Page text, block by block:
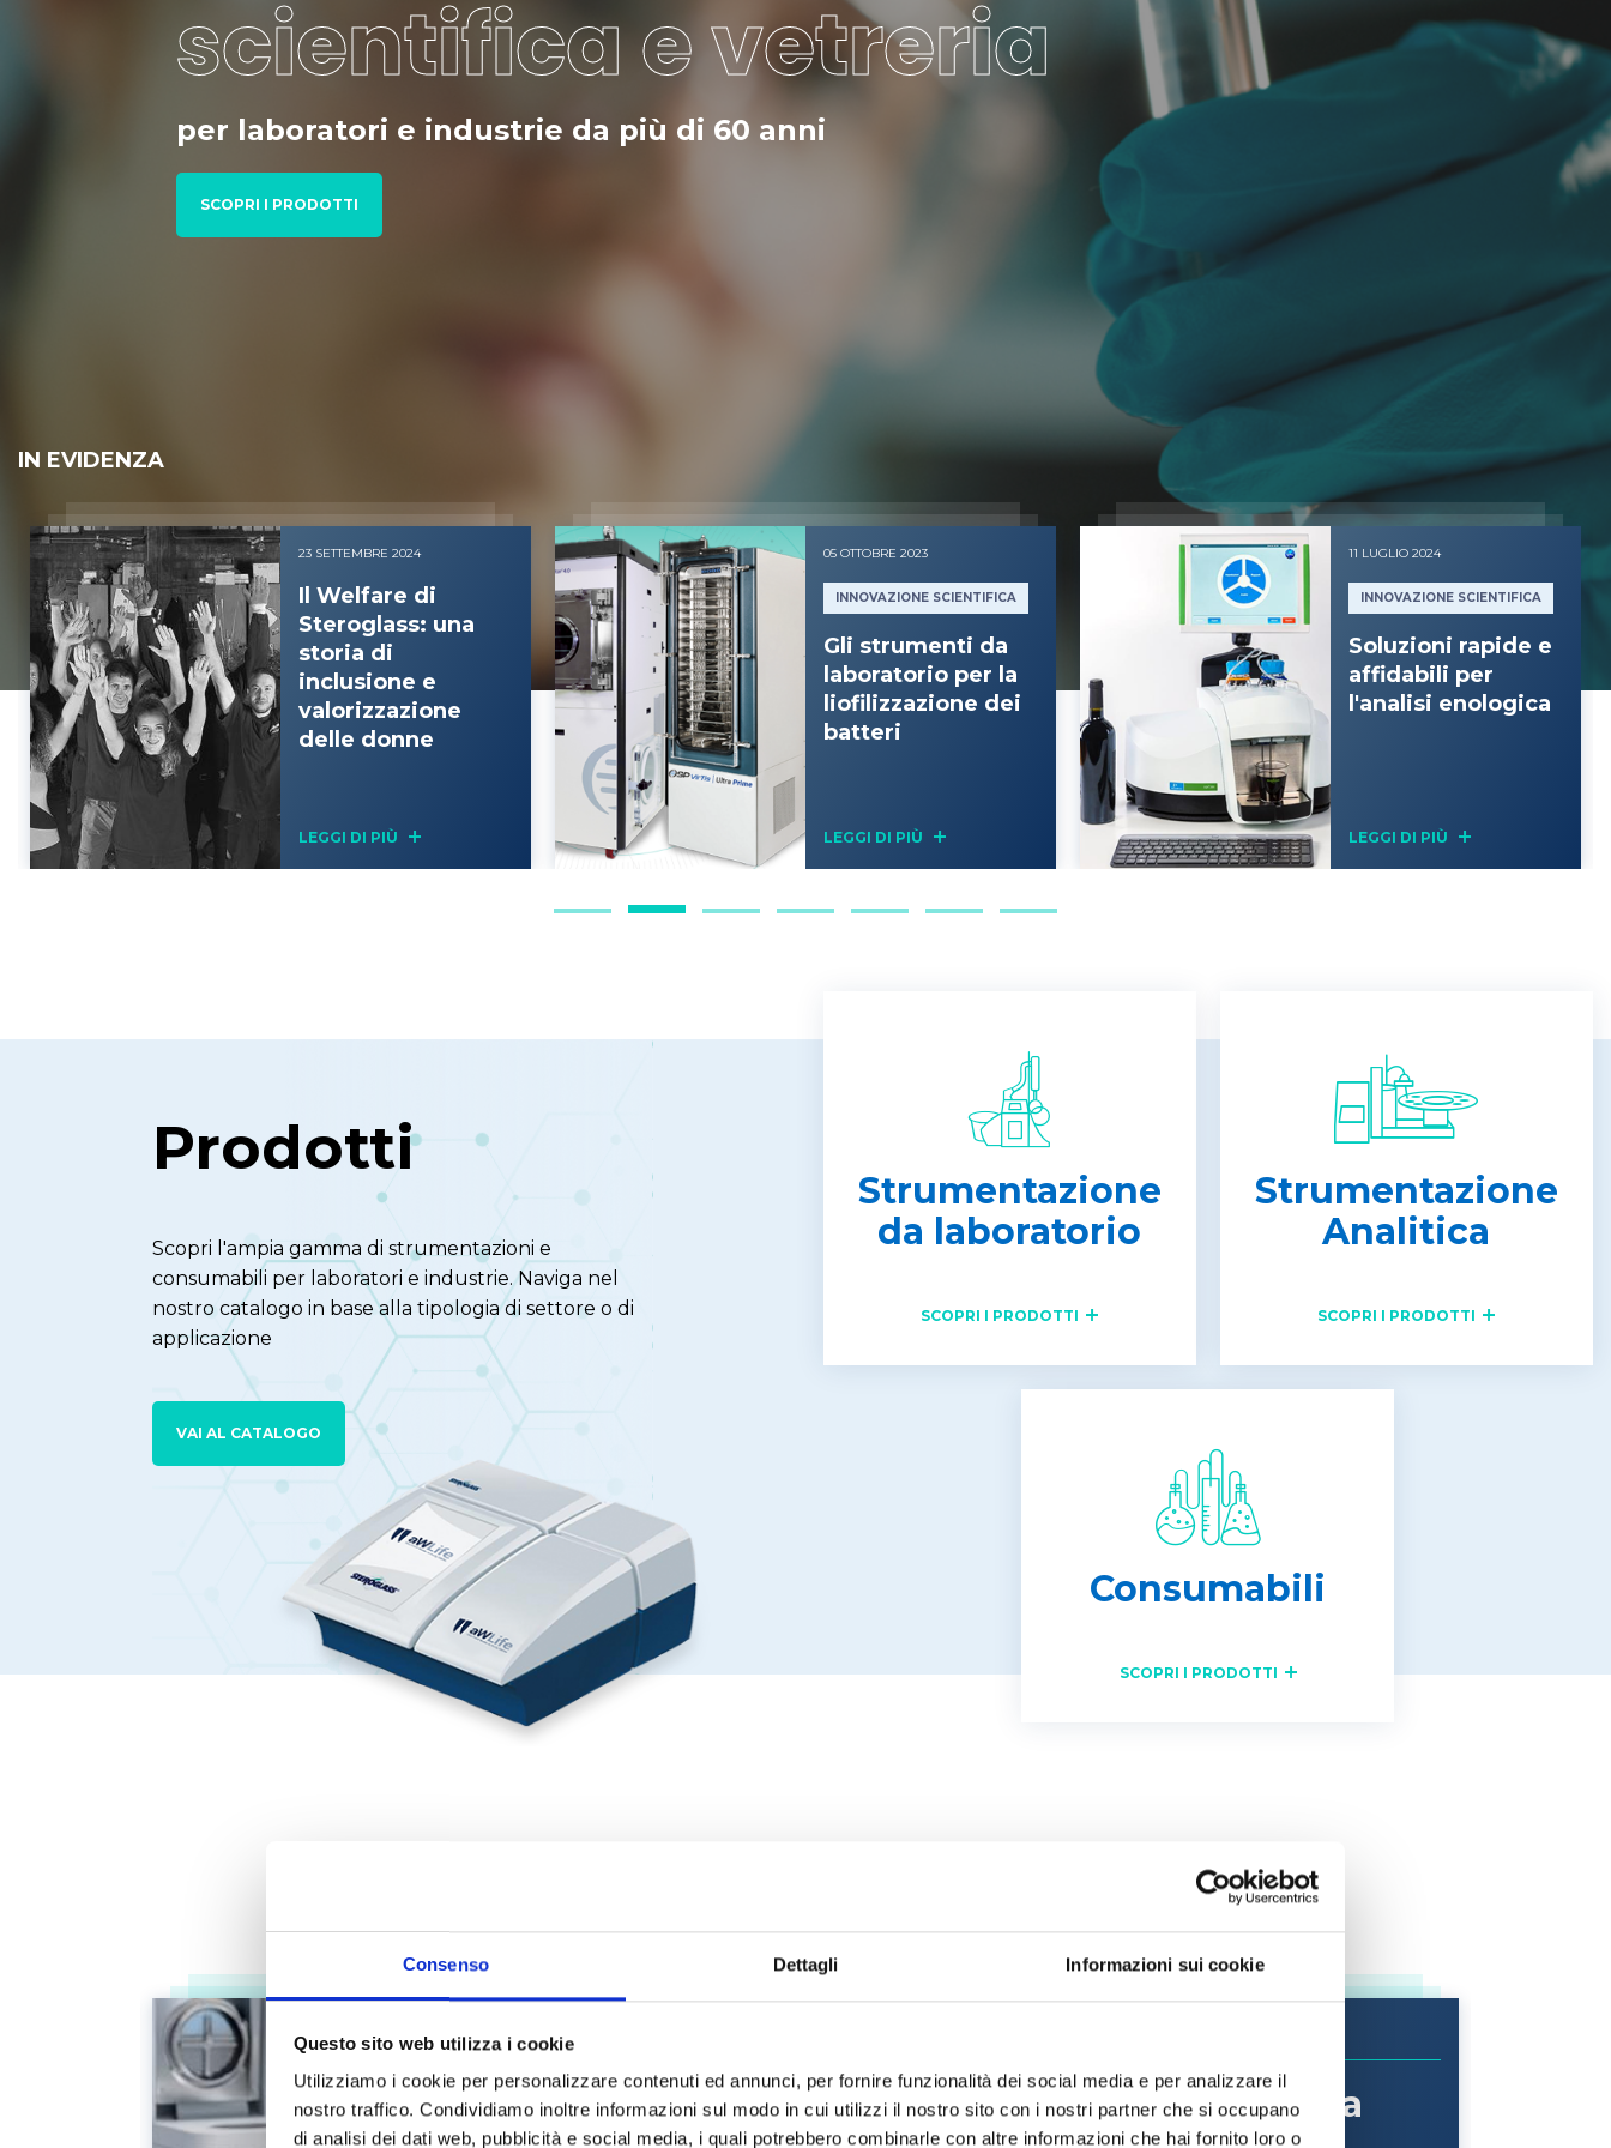
Consenso Dettagli Informazioni sui cookie
Questo sito web utilizza i cookie
Utilizziamo i cookie per personalizzare contenuti ed annunci, per fornire funzionalità dei social media e per analizzare il
nostro traffico. Condividiamo inoltre informazioni sul modo in cui utilizzi il nostro sito con i nostri partner che si occupano
di analisi dei dati web, pubblicità e social media, i quali potrebbero combinarle con altre informazioni che hai fornito loro o
scientifica e vetreria
per laboratori e industrie da più di 60 anni
SCOPRI I PRODOTTI
IN EVIDENZA
23 SETTEMBRE 2024
Il Welfare di
Steroglass: una
storia di
inclusione e
valorizzazione
delle donne
LEGGI DI PIÙ
05 OTTOBRE 2023
INNOVAZIONE SCIENTIFICA
Gli strumenti da
laboratorio per la
liofilizzazione dei
batteri
LEGGI DI PIÙ
11 LUGLIO 2024
INNOVAZIONE SCIENTIFICA
Soluzioni rapide e
affidabili per
l'analisi enologica
LEGGI DI PIÙ
Prodotti
Scopri l'ampia gamma di strumentazioni e
consumabili per laboratori e industrie. Naviga nel
nostro catalogo in base alla tipologia di settore o di
applicazione
VAI AL CATALOGO
Strumentazione
da laboratorio
SCOPRI I PRODOTTI
Strumentazione
Analitica
SCOPRI I PRODOTTI
Consumabili
SCOPRI I PRODOTTI
Marmellata di frutta vs frutta